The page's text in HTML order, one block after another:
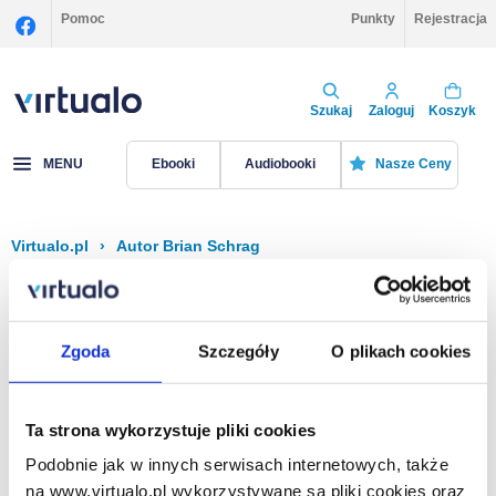
Zgoda Szczegóły O plikach cookies
Ta strona wykorzystuje pliki cookies
Podobnie jak w innych serwisach internetowych, także
na www.virtualo.pl wykorzystywane są pliki cookies oraz
Pomoc Punkty Rejestracja
Szukaj Zaloguj Koszyk
MENU Ebooki Audiobooki Nasze Ceny
Virtualo.pl › Autor Brian Schrag
Filtruj Sortuj
Na stronie